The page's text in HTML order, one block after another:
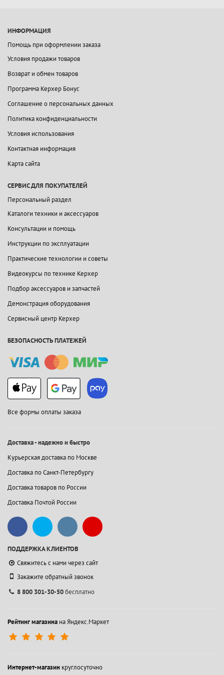
ИНФОРМАЦИЯ
Помощь при оформлении заказа
Условия продажи товаров
Возврат и обмен товаров
Программа Керхер Бонус
Соглашение о персональных данных
Политика конфиденциальности
Условия использования
Контактная информация
Карта сайта
СЕРВИС ДЛЯ ПОКУПАТЕЛЕЙ
Персональный раздел
Каталоги техники и аксессуаров
Консультации и помощь
Инструкции по эксплуатации
Практические технологии и советы
Видеокурсы по технике Керхер
Подбор аксессуаров и запчастей
Демонстрация оборудования
Сервисный центр Керхер
БЕЗОПАСНОСТЬ ПЛАТЕЖЕЙ
Все формы оплаты заказа
Доставка - надежно и быстро
Курьерская доставка по Москве
Доставка по Санкт-Петербургу
Доставка товаров по России
Доставка Почтой России
ПОДДЕРЖКА КЛИЕНТОВ
Свяжитесь с нами через сайт
Закажите обратный звонок
8 800 301-30-50бесплатно
Рейтинг магазина на Яндекс.Маркет
Интернет-магазин круглосуточно